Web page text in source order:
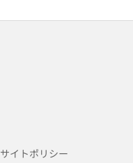
サイトポリシー